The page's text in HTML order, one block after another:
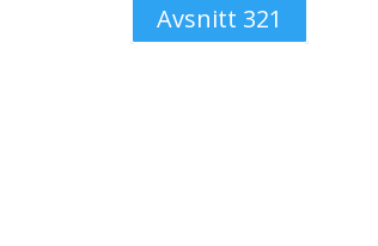
Avsnitt 321